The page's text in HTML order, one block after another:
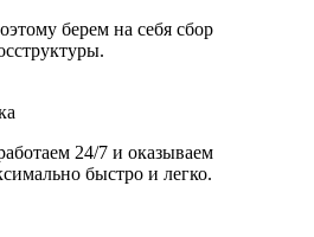
берем на себя сбор
24/7 и оказываем
быстро и легко.